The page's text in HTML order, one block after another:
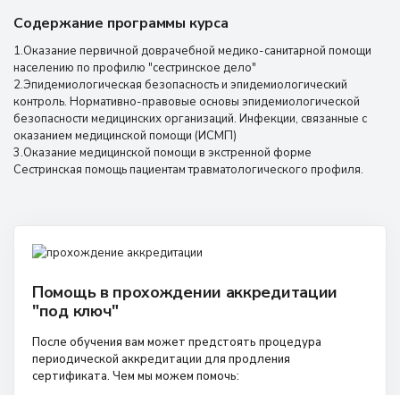
Содержание программы курса
1.Оказание первичной доврачебной медико-санитарной помощи
населению по профилю "сестринское дело"
2.Эпидемиологическая безопасность и эпидемиологический
контроль. Нормативно-правовые основы эпидемиологической
безопасности медицинских организаций. Инфекции, связанные с
оказанием медицинской помощи (ИСМП)
3.Оказание медицинской помощи в экстренной форме
Сестринская помощь пациентам травматологического профиля.
Помощь в прохождении аккредитации
"под ключ"
После обучения вам может предстоять процедура
периодической аккредитации для продления
сертификата. Чем мы можем помочь: